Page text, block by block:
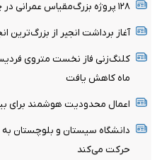
۱۲۸ پروژه بزرگ‌مقیاس عمرانی در چهار سال به بهره‌برداری رسید
آغاز برداشت انجیر از بزرگ‌ترین
ماه کاهش یافت
اعمال محدودیت هوشمند برای بیش از ۸ هزار مشترک
دانشگاه سیستان و بلوچستان
حرکت می‌کند